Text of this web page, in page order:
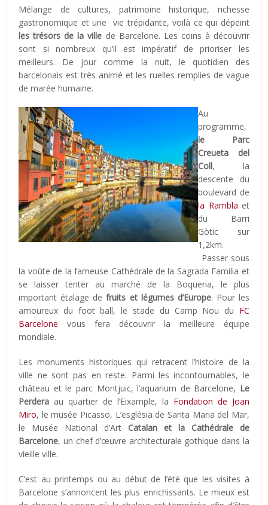
Mélange de cultures, patrimoine historique, richesse
gastronomique et une vie trépidante, voilà ce qui dépeint
les trésors de la ville de Barcelone. Les coins à découvrir
sont si nombreux qu’il est impératif de prioriser les
meilleurs. De jour comme la nuit, le quotidien des
barcelonais est très animé et les ruelles remplies de vague
de marée humaine.
Au
programme,
le Parc
Creueta del
Coll, la
descente du
boulevard de
la Rambla et
du Barri
Gòtic sur
1,2km.
Passer sous
la voûte de la fameuse Cathédrale de la Sagrada Familia et
se laisser tenter au marché de la Boqueria, le plus
important étalage defruits et légumes d’Europe. Pour les
amoureux du foot ball, le stade du Camp Nou du FC
Barcelone vous fera découvrir la meilleure équipe
mondiale.
Les monuments historiques qui retracent l’histoire de la
ville ne sont pas en reste. Parmi les incontournables, le
château et le parc Montjuic, l’aquarium de Barcelone, Le
Perdera au quartier de l’Eixample, la Fondation de Joan
Miro, le musée Picasso, L’església de Santa Maria del Mar,
le Musée National d’Art Catalan et la Cathédrale de
Barcelone, un chef d’œuvre architecturale gothique dans la
vieille ville.
C’est au printemps ou au début de l’été que les visites à
Barcelone s’annoncent les plus enrichissants. Le mieux est